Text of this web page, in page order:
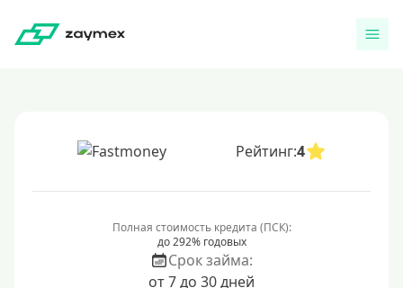
Рейтинг:4
Полная стоимость кредита (ПСК):
до 292% годовых
Срок займа:
от 7 до 30 дней